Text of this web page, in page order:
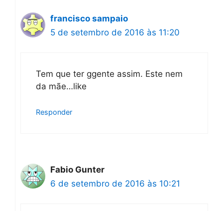
francisco sampaio
5 de setembro de 2016 às 11:20
Tem que ter ggente assim. Este nem
da mãe…like
Responder
Fabio Gunter
6 de setembro de 2016 às 10:21